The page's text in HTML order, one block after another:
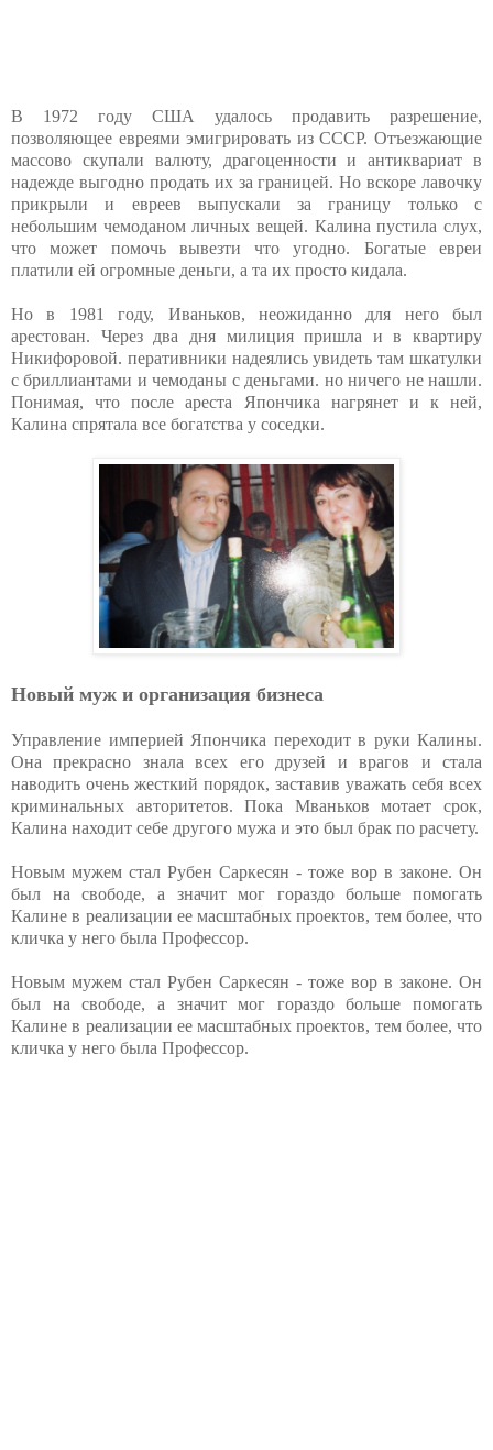
В 1972 году США удалось продавить разрешение,
позволяющее евреями эмигрировать из СССР. Отъезжающие
массово скупали валюту, драгоценности и антиквариат в
надежде выгодно продать их за границей. Но вскоре лавочку
прикрыли и евреев выпускали за границу только с
небольшим чемоданом личных вещей. Калина пустила слух,
что может помочь вывезти что угодно. Богатые евреи
платили ей огромные деньги, а та их просто кидала.
Но в 1981 году, Иваньков, неожиданно для него был
арестован. Через два дня милиция пришла и в квартиру
Никифоровой. перативники надеялись увидеть там шкатулки
с бриллиантами и чемоданы с деньгами. но ничего не нашли.
Понимая, что после ареста Япончика нагрянет и к ней,
Калина спрятала все богатства у соседки.
Новый муж и организация бизнеса
Управление империей Япончика переходит в руки Калины.
Она прекрасно знала всех его друзей и врагов и стала
наводить очень жесткий порядок, заставив уважать себя всех
криминальных авторитетов. Пока Мваньков мотает срок,
Калина находит себе другого мужа и это был брак по расчету.
Новым мужем стал Рубен Саркесян - тоже вор в законе. Он
был на свободе, а значит мог гораздо больше помогать
Калине в реализации ее масштабных проектов, тем более, что
кличка у него была Профессор.
Новым мужем стал Рубен Саркесян - тоже вор в законе. Он
был на свободе, а значит мог гораздо больше помогать
Калине в реализации ее масштабных проектов, тем более, что
кличка у него была Профессор.